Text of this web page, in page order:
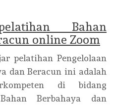
Bahan
online Zoom
pelatihan Pengelolaan
dan Beracun ini adalah
di bidang
Berbahaya dan